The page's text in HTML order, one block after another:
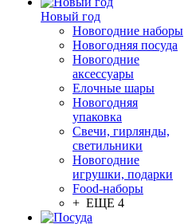
Новый год
Новогодние наборы
Новогодняя посуда
Новогодние
аксессуары
Елочные шары
Новогодняя
упаковка
Свечи, гирлянды,
светильники
Новогодние
игрушки, подарки
Food-наборы
+ ЕЩЕ 4